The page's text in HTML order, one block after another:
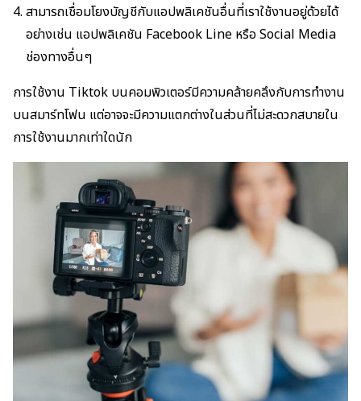
สามารถเชื่อมโยงบัญชีกับแอปพลิเคชันอื่นที่เราใช้งานอยู่ด้วยได้
อย่างเช่น แอปพลิเคชัน Facebook Line หรือ Social Media
ช่องทางอื่นๆ
การใช้งาน Tiktok บนคอมพิวเตอร์มีความคล้ายคลึงกับการทำงาน
บนสมาร์ทโฟน แต่อาจจะมีความแตกต่างในส่วนที่ไม่สะดวกสบายใน
การใช้งานมากเท่าใดนัก